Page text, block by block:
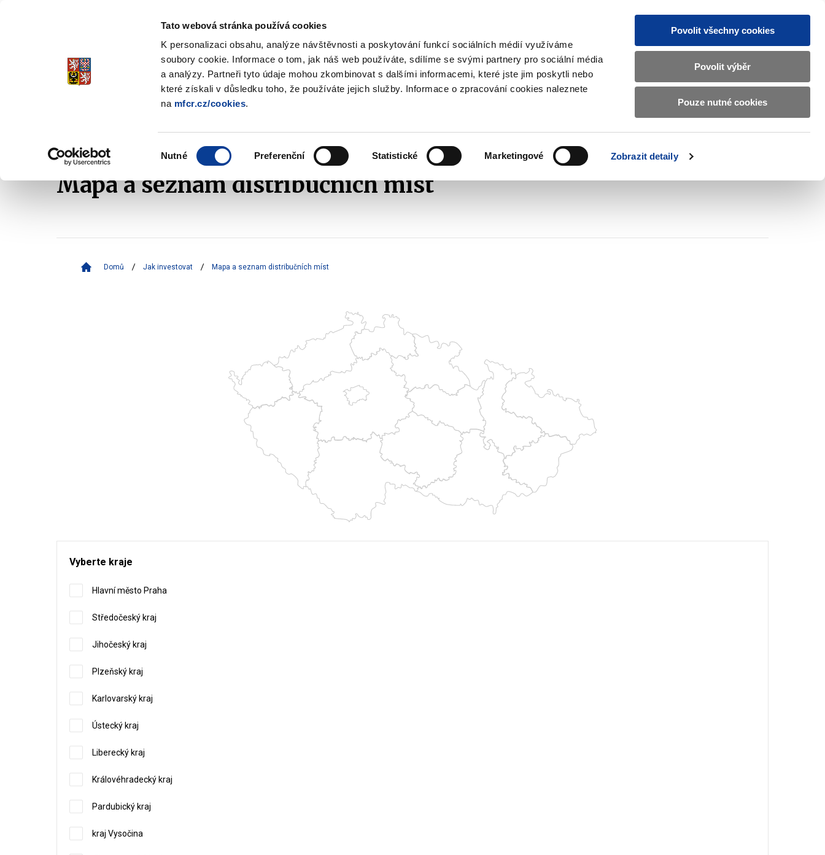
Tato webová stránka používá cookies
K personalizaci obsahu, analýze návštěvnosti a poskytování funkcí sociálních médií využíváme
soubory cookie. Informace o tom, jak náš web používáte, sdílíme se svými partnery pro sociální média
a analýzy. Partneři tyto údaje mohou zkombinovat s dalšími informacemi, které jste jim poskytli nebo
které získali v důsledku toho, že používáte jejich služby. Informace o zpracování cookies naleznete
na mfcr.cz/cookies.
Nutné Preferenční Statistické Marketingové Zobrazit detaily
Povolit všechny cookies
Povolit výběr
Pouze nutné cookies
Spořicí státní dluhopisy
Stabilita, Spolehlivost, Důvěryhodnost Vyhledat
Pohybujte
šipkami
pro
MAJETKOVÝ ÚČET
submenu
dluhopisech
submenu
investovat
submenu
Užitečné
submenu
a
oznámení
Kontakty
Mapa a seznam distribučních míst
Domů Jak investovat Mapa a seznam distribučních míst
Vyberte kraje
Hlavní město Praha
Středočeský kraj
Jihočeský kraj
Plzeňský kraj
Karlovarský kraj
Ústecký kraj
Liberecký kraj
Královéhradecký kraj
Pardubický kraj
kraj Vysočina